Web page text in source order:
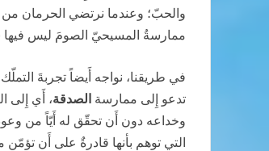
والحبّ؛ وعندما نرتضي الحرمان
ممارسةُ المسيحيّ الصومَ ليس فيها
في طريقنا، نواجه أَيضاً تجربةَ
تدعو إِلى ممارسة الصدقة، أَي إِلى
وخداعه دون أَن تحقّق له أَيّاً من
التي توهم بأنها قادرةٌ على أَن